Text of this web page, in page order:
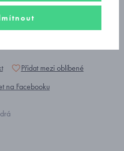
Přidat mezi oblíbené
na Facebooku